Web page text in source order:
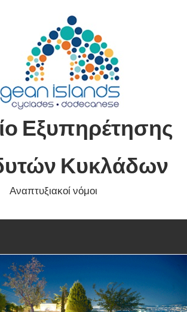
Εξυπηρέτησης
Κυκλάδων
Αναπτυξιακοί νόμοι